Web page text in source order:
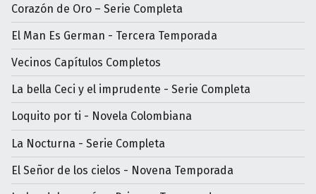
Corazón de Oro – Serie Completa
El Man Es German - Tercera Temporada
Vecinos Capítulos Completos
La bella Ceci y el imprudente - Serie Completa
Loquito por ti - Novela Colombiana
La Nocturna - Serie Completa
El Señor de los cielos - Novena Temporada